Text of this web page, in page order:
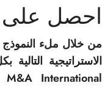
احصل على
من خلال ملء النموذج